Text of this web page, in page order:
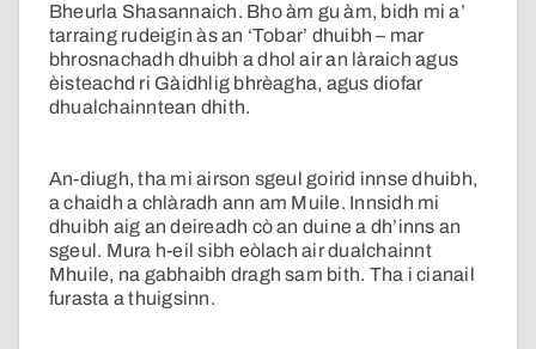
Bheurla Shasannaich. Bho àm gu àm, bidh mi a’
tarraing rudeigin às an ‘Tobar’ dhuibh – mar
bhrosnachadh dhuibh a dhol air an làraich agus
èisteachd ri Gàidhlig bhrèagha, agus diofar
dhualchainntean dhith.
An-diugh, tha mi airson sgeul goirid innse dhuibh,
a chaidh a chlàradh ann am Muile. Innsidh mi
dhuibh aig an deireadh cò an duine a dh’inns an
sgeul. Mura h-eil sibh eòlach air dualchainnt
Mhuile, na gabhaibh dragh sam bith. Tha i cianail
furasta a thuigsinn.